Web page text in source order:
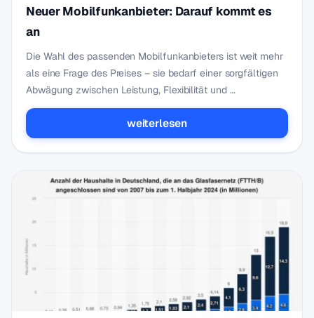
Neuer Mobilfunkanbieter: Darauf kommt es
an
Die Wahl des passenden Mobilfunkanbieters ist weit mehr
als eine Frage des Preises – sie bedarf einer sorgfältigen
Abwägung zwischen Leistung, Flexibilität und …
weiterlesen